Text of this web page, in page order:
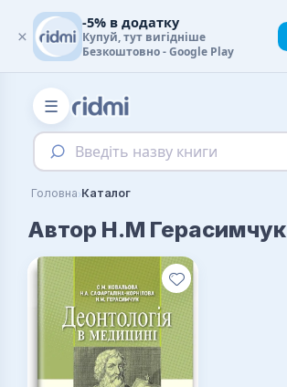
☰
Введіть назву книги
Головна›Каталог
Автор Н.М Герасимчук
×
-5% в додатку
Купуй, тут вигідніше
Безкоштовно - Google Play